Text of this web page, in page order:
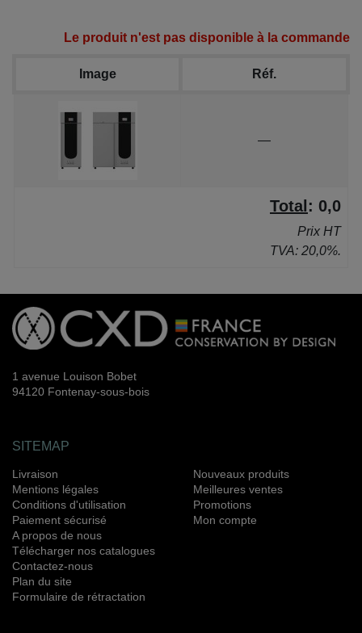
Le produit n'est pas disponible à la commande
Image Réf.
—
Total : 0,0
Prix HT
TVA: 20,0%.
1 avenue Louison Bobet
94120 Fontenay-sous-bois
SITEMAP
Livraison
Mentions légales
Conditions d'utilisation
Paiement sécurisé
A propos de nous
Télécharger nos catalogues
Contactez-nous
Plan du site
Formulaire de rétractation
Nouveaux produits
Meilleures ventes
Promotions
Mon compte